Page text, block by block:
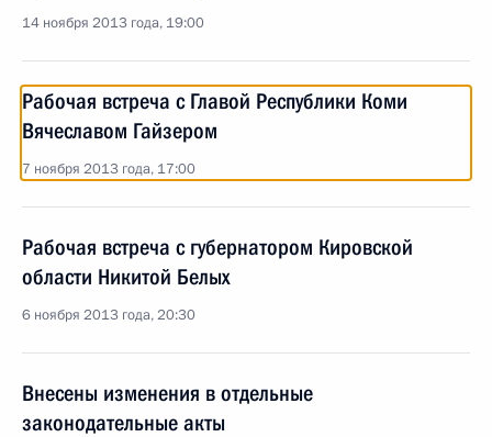
14 ноября 2013 года, 19:00
Рабочая встреча с Главой Республики Коми
Вячеславом Гайзером
7 ноября 2013 года, 17:00
Рабочая встреча с губернатором Кировской
области Никитой Белых
6 ноября 2013 года, 20:30
Внесены изменения в отдельные
законодательные акты